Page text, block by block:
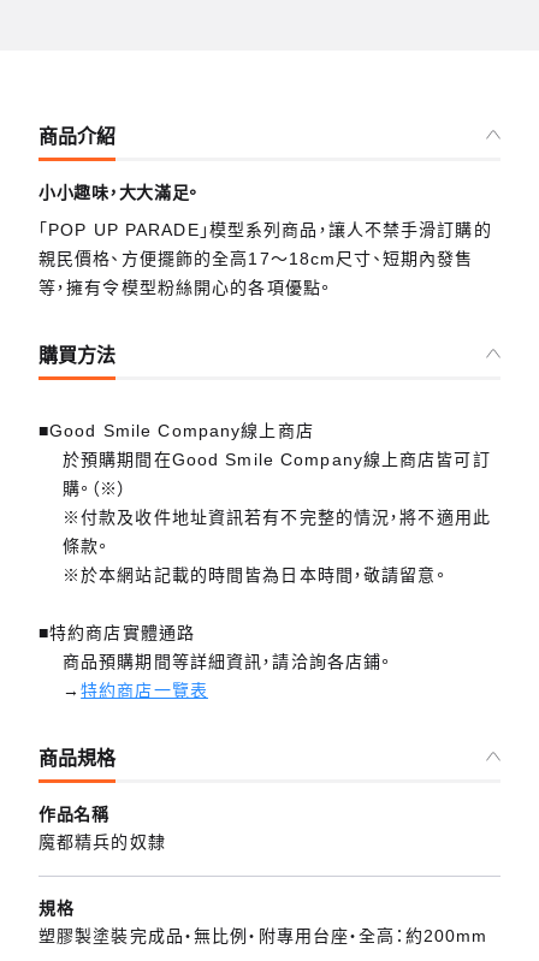
商品介紹
小小趣味，大大滿足。
「POP UP PARADE」模型系列商品，讓人不禁手滑訂購的
親民價格、方便擺飾的全高17～18cm尺寸、短期內發售
等，擁有令模型粉絲開心的各項優點。
購買方法
■Good Smile Company線上商店
於預購期間在Good Smile Company線上商店皆可訂
購。（※）
※付款及收件地址資訊若有不完整的情況，將不適用此
條款。
※於本網站記載的時間皆為日本時間，敬請留意。
■特約商店實體通路
商品預購期間等詳細資訊，請洽詢各店鋪。
→特約商店一覽表
商品規格
作品名稱
魔都精兵的奴隸
規格
塑膠製塗裝完成品・無比例・附專用台座・全高：約200mm